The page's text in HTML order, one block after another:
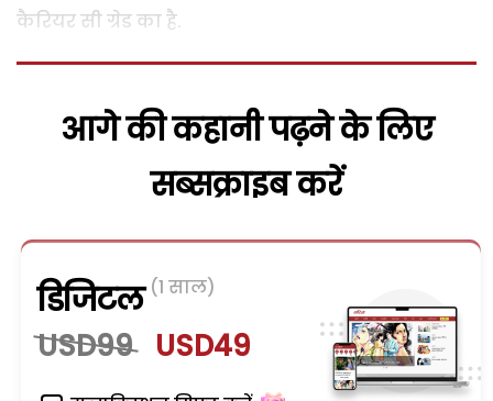
कैरियर सी ग्रेड का है.
आगे की कहानी पढ़ने के लिए
सब्सक्राइब करें
डिजिटल (1 साल)
USD99 USD49